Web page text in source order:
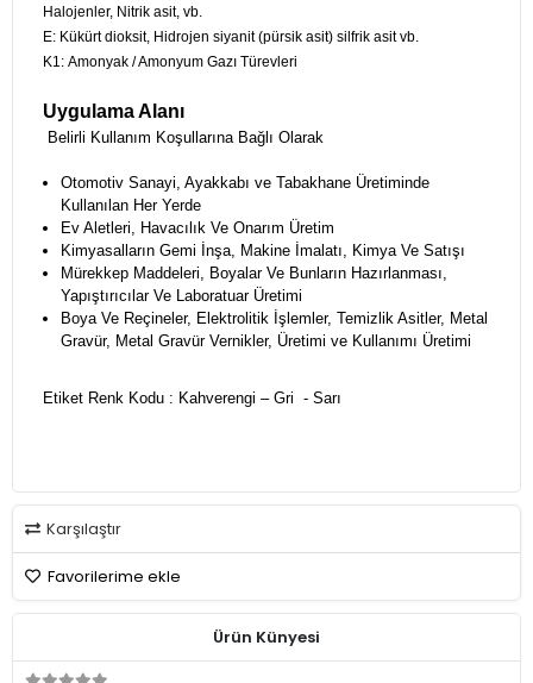
Halojenler, Nitrik asit, vb.
E: Kükürt dioksit, Hidrojen siyanit (pürsik asit) silfrik asit vb.
K1: Amonyak / Amonyum Gazı Türevleri
Uygulama Alanı
Belirli Kullanım Koşullarına Bağlı Olarak
Otomotiv Sanayi, Ayakkabı ve Tabakhane Üretiminde
Kullanılan Her Yerde
Ev Aletleri, Havacılık Ve Onarım Üretim
Kimyasalların Gemi İnşa, Makine İmalatı, Kimya Ve Satışı
Mürekkep Maddeleri, Boyalar Ve Bunların Hazırlanması,
Yapıştırıcılar Ve Laboratuar Üretimi
Boya Ve Reçineler, Elektrolitik İşlemler, Temizlik Asitler, Metal
Gravür, Metal Gravür Vernikler, Üretimi ve Kullanımı Üretimi
Etiket Renk Kodu : Kahverengi – Gri - Sarı
Karşılaştır
Favorilerime ekle
Ürün Künyesi